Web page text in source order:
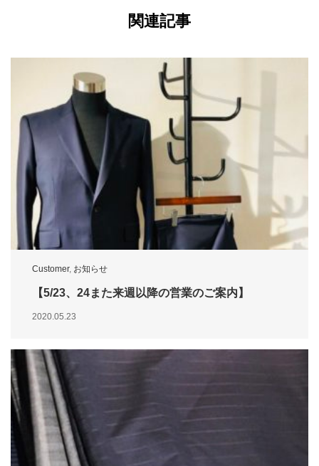
関連記事
Customer, お知らせ
【5/23、24また来週以降の営業のご案内】
2020.05.23